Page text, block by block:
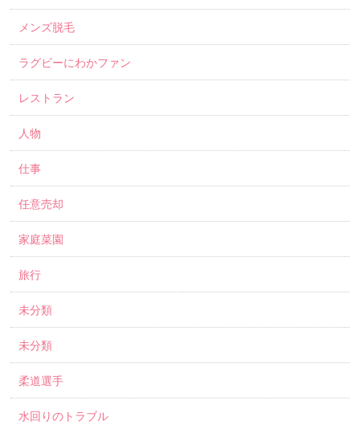
メンズ脱毛
ラグビーにわかファン
レストラン
人物
仕事
任意売却
家庭菜園
旅行
未分類
未分類
柔道選手
水回りのトラブル